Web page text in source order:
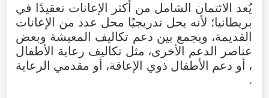
يُعد الائتمان الشامل من أكثر الإعانات تعقيدًا
في
بريطانيا؛ لأنه يحل تدريجيًا محل عدد من
الإعانات
القديمة، ويجمع بين دعم تكاليف المعيشة وبعض
عناصر
الدعم الأخرى، مثل تكاليف رعاية
الأطفال
،
أو دعم الأطفال ذوي الإعاقة، أو مقدمي الرعاية
.